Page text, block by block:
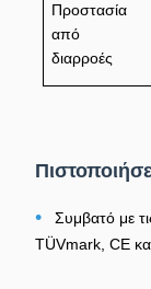
Προστασία
από
διαρροές
•
Συμβατό με
TÜVmark, CE